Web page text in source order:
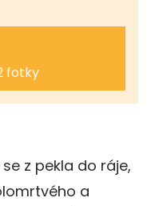
fotky
z pekla do ráje,
a